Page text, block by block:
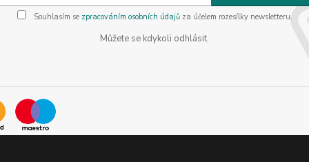
Souhlasím se zpracováním osobních údajůza účelem rozesílky newsletteru.
Můžete se kdykoli odhlásit.